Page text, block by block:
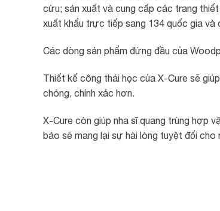
cứu; sản xuất và cung cấp các trang
xuất khẩu trực tiếp sang 134 quốc gia và
Các dòng sản phẩm đứng đầu của
Thiết kế công thái học của X-Cure sẽ
chóng, chính xác hơn.
X-Cure còn giúp nha sĩ quang trùng hợp
bảo sẽ mang lại sự hài lòng tuyệt đối